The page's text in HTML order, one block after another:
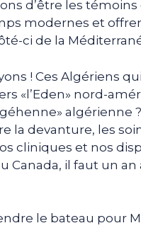
d’être les
modernes et
ci de la
! Ces Algériens
«l’Eden» nord-
algérienne
la devanture, les
cliniques et nos
Canada, il faut un
le bateau pour